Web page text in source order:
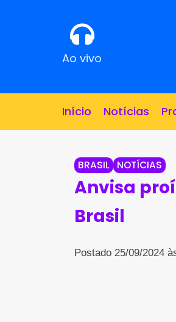
Ao vivo
Início Notícias
BRASIL NOTÍCIAS
Anvisa
Brasil
Postado 25/09/2024